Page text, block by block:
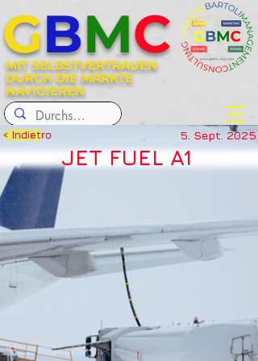
MIT SELBSTVERTRAUEN
DURCH DIE MÄRKTE
NAVIGIEREN
GBMC
< Indietro 5. Sept. 2025
JET FUEL A1